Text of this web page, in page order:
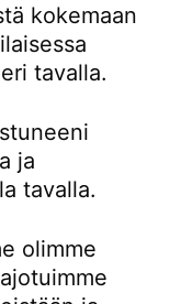
kokemaan
tavalla.
ja
tavalla.
olimme